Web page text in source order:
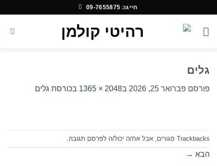
content
חייגו: 09-7655875
גלים
פורסם פברואר 25, 2026 ב2048 × 1365 בכורסת גלים
Trackbacks סגורים, אבל את/ה יכול/ה לפרסם תגובה
הבא →